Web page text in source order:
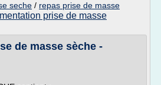
seche / repas prise de masse
prise de masse
de masse sèche -